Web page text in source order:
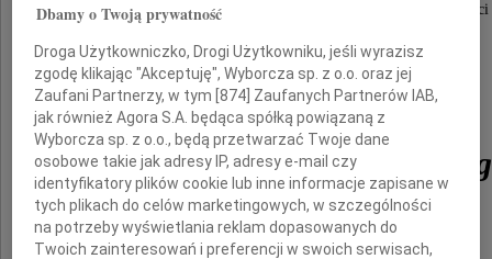
Z głębokim smutkiem zawiadamiamy o śmierci
Andrzeja
doktora ekonomii i polityka
Dbamy o Twoją prywatność
Droga Użytkowniczko, Drogi Użytkowniku, jeśli wyrazisz
zgodę klikając "Akceptuję", Wyborcza sp. z o.o. oraz jej
Zaufani Partnerzy, w tym [874] Zaufanych Partnerów IAB,
jak również Agora S.A. będąca spółką powiązaną z
Wyborcza sp. z o.o., będą przetwarzać Twoje dane
osobowe takie jak adresy IP, adresy e-mail czy
identyfikatory plików cookie lub inne informacje zapisane w
tych plikach do celów marketingowych, w szczególności
na potrzeby wyświetlania reklam dopasowanych do
Twoich zainteresowań i preferencji w swoich serwisach,